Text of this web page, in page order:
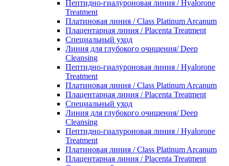
Пептидно-гиалуроновая линия / Hyalorone
Treatment
Платиновая линия / Class Platinum Arcanum
Плацентарная линия / Placenta Treatment
Специальный уход
Линия для глубокого очищения/ Deep
Cleansing
Пептидно-гиалуроновая линия / Hyalorone
Treatment
Платиновая линия / Class Platinum Arcanum
Плацентарная линия / Placenta Treatment
Специальный уход
Линия для глубокого очищения/ Deep
Cleansing
Пептидно-гиалуроновая линия / Hyalorone
Treatment
Платиновая линия / Class Platinum Arcanum
Плацентарная линия / Placenta Treatment